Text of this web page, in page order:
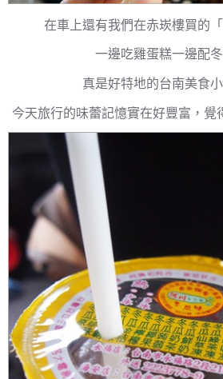
在車上還有我們在赤崁樓買的「
一邊吃雞蛋糕一邊配
真是好特地的台南美食
今天旅行的味蕾記憶實在好豐富，覺